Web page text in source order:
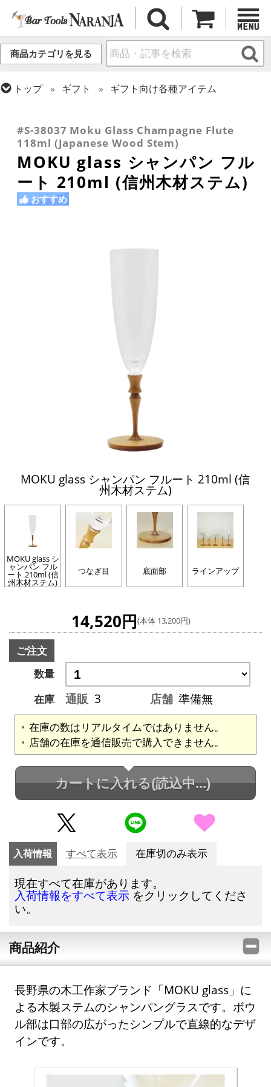
商品カテゴリを見る
トップ ギフト
ギフト向け各種アイテム
シャンパングラス
その他ブランド
#S-38037 Moku Glass Champagne Flute
118ml (Japanese Wood Stem)
MOKU glass シャンパン フル
ート 210ml (信州木材ステム)
おすすめ
MOKU glass シャンパン フルート 210ml (信
州木材ステム)
MOKU glass シ
ャンパン フル
ート 210ml (信
州木材ステム)
つなぎ目 底面部 ラインアップ
14,520円(本体 13,200円)
ご注文
数量
在庫
通販 3 店舗 準備無
在庫の数はリアルタイムではありません。
店舗の在庫を通信販売で購入できません。
カートに入れる(読込中...)
入荷情報 すべて表示 在庫切のみ表示
現在すべて在庫があります。
入荷情報をすべて表示 をクリックしてくださ
い。
商品紹介
長野県の木工作家ブランド「MOKU glass」に
よる木製ステムのシャンパングラスです。ボウ
ル部は口部の広がったシンプルで直線的なデザ
インです。